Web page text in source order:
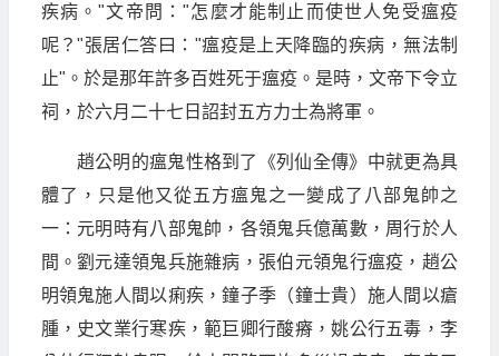
疾病。"文帝問："怎麼才能制止而使世人免受瘟疫
呢？"張居仁答曰："瘟疫是上天降臨的疾病，無法制
止"。於是那年許多百姓死于瘟疫。是時，文帝下令立
祠，於六月二十七日詔封五方力士為將軍。
趙公明的瘟鬼性格到了《列仙全傳》中就更為具
體了，只是他又從五方瘟鬼之一變成了八部鬼帥之
一：元明時有八部鬼帥，各領鬼兵億萬數，周行於人
間。劉元達領鬼兵施雜病，張伯元領鬼行瘟疫，趙公
明領鬼施人間以痢疾，鐘子季（鐘士貴）施人間以瘡
腫，史文業行寒疾，範巨卿行酸瘠，姚公行五毒，李